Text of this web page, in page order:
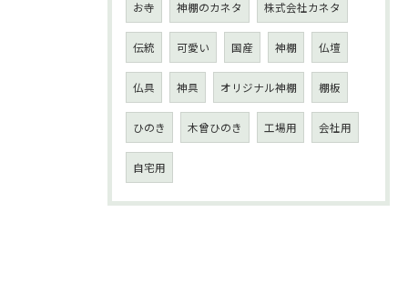
お寺 神棚のカネタ 株式会社カネタ
伝統 可愛い 国産 神棚 仏壇
仏具 神具 オリジナル神棚 棚板
ひのき 木曾ひのき 工場用 会社用
自宅用